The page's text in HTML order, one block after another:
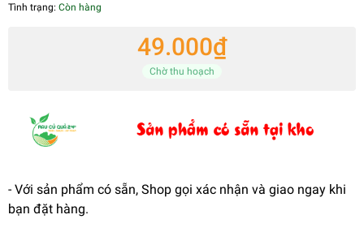
Tình trạng: Còn hàng
49.000₫
Chờ thu hoạch
- Với sản phẩm có sẵn, Shop gọi xác nhận và giao ngay khi
bạn đặt hàng.